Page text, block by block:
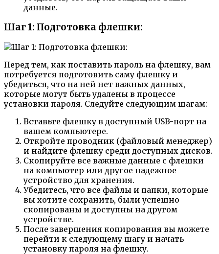
данные.
Шаг 1: Подготовка флешки:
Перед тем, как поставить пароль на флешку, вам
потребуется подготовить саму флешку и
убедиться, что на ней нет важных данных,
которые могут быть удалены в процессе
установки пароля. Следуйте следующим шагам:
Вставьте флешку в доступный USB-порт на
вашем компьютере.
Откройте проводник (файловый менеджер)
и найдите флешку среди доступных дисков.
Скопируйте все важные данные с флешки
на компьютер или другое надежное
устройство для хранения.
Убедитесь, что все файлы и папки, которые
вы хотите сохранить, были успешно
скопированы и доступны на другом
устройстве.
После завершения копирования вы можете
перейти к следующему шагу и начать
установку пароля на флешку.